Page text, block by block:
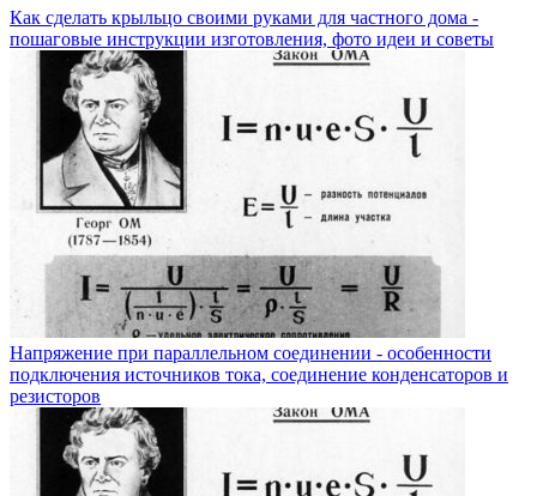
Как сделать крыльцо своими руками для частного дома -
пошаговые инструкции изготовления, фото идеи и советы
Напряжение при параллельном соединении - особенности
подключения источников тока, соединение конденсаторов и
резисторов